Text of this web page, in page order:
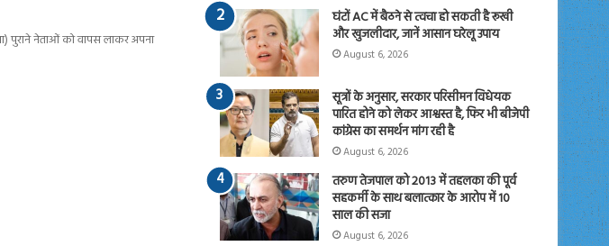
पुराने नेताओं को वापस लाकर अपना
घंटों AC में बैठने से त्वचा हो सकती है रूखी
और खुजलीदार, जानें आसान घरेलू उपाय
August 6, 2026
सूत्रों के अनुसार, सरकार परिसीमन विधेयक
पारित होने को लेकर आश्वस्त है, फिर भी बीजेपी
कांग्रेस का समर्थन मांग रही है
August 6, 2026
तरुण तेजपाल को 2013 में तहलका की पूर्व
सहकर्मी के साथ बलात्कार के आरोप में 10
साल की सजा
August 6, 2026